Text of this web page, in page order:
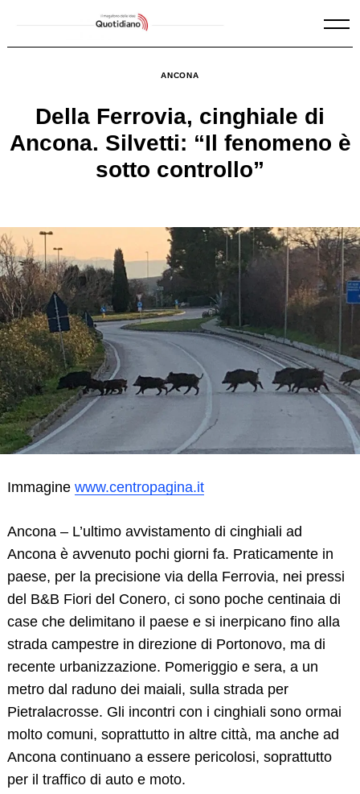
ANCONA
Della Ferrovia, cinghiale di
Ancona. Silvetti: “Il fenomeno è
sotto controllo”
Immagine www.centropagina.it
Ancona – L’ultimo avvistamento di cinghiali ad
Ancona è avvenuto pochi giorni fa. Praticamente in
paese, per la precisione via della Ferrovia, nei pressi
del B&B Fiori del Conero, ci sono poche centinaia di
case che delimitano il paese e si inerpicano fino alla
strada campestre in direzione di Portonovo, ma di
recente urbanizzazione. Pomeriggio e sera, a un
metro dal raduno dei maiali, sulla strada per
Pietralacrosse. Gli incontri con i cinghiali sono ormai
molto comuni, soprattutto in altre città, ma anche ad
Ancona continuano a essere pericolosi, soprattutto
per il traffico di auto e moto.